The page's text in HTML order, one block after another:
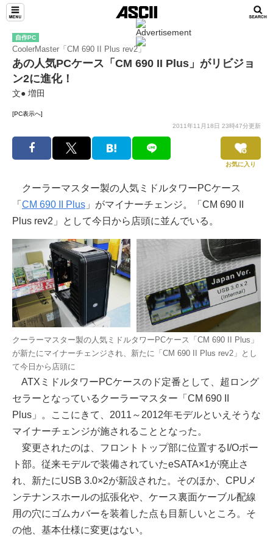
自作PC
CoolerMaster「CM 690 II Plus rev2」
あの人気PCケース「CM 690 II Plus」がリビジョ
ン2に進化！
文● 増田
[PC表示へ]
2011年11月18日 23時47分更新
お気に入り
クーラーマスター製の人気ミドルタワーPCケース
「 CM 690 II Plus 」がマイナーチェンジ。「CM 690 II
Plus rev2」として今日から店頭に並んでいる。
クーラーマスター製の人気ミドルタワーPCケース「CM 690 II Plus」
が新たにマイナーチェンジされ、新たに「CM 690 II Plus rev2」とし
て今日から店頭に
ATXミドルタワーPCケースのド定番として、超ロング
セラーとなっているクーラーマスター「CM 690 II
Plus」。ここにきて、2011～2012年モデルといえそうな
マイナーチェンジが施されることとなった。
変更されたのは、フロントトップ部に位置するI/Oポー
ト部。従来モデルで装備されていたeSATA×1が廃止さ
れ、新たにUSB 3.0×2が新設された。そのほか、CPUメ
ンテナンスホールの拡張化や、ケース裏面ケーブル配線
用の穴にゴムカバーを装着した点も目新しいところ。そ
の他、基本仕様に変更はない。